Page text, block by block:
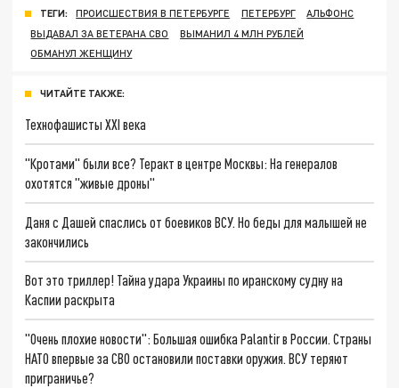
ТЕГИ: ПРОИСШЕСТВИЯ В ПЕТЕРБУРГЕ ПЕТЕРБУРГ
АЛЬФОНС
ВЫДАВАЛ ЗА ВЕТЕРАНА СВО
ВЫМАНИЛ 4 МЛН РУБЛЕЙ
ОБМАНУЛ ЖЕНЩИНУ
ЧИТАЙТЕ ТАКЖЕ:
Технофашисты XXI века
"Кротами" были все? Теракт в центре Москвы: На генералов
охотятся "живые дроны"
Даня с Дашей спаслись от боевиков ВСУ. Но беды для малышей не
закончились
Вот это триллер! Тайна удара Украины по иранскому судну на
Каспии раскрыта
"Очень плохие новости": Большая ошибка Palantir в России. Страны
НАТО впервые за СВО остановили поставки оружия. ВСУ теряют
приграничье?